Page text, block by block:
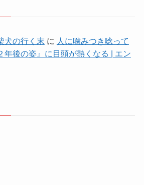
犬の行く末 に 人に噛みつき唸って
後の姿』に目頭が熱くなる | エン